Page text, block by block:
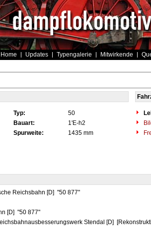
Home Updates Typengalerie Mitwirkende
Typ: 50
Bauart: 1'E-h2
Spurweite: 1435 mm
Reichsbahn [D] "50 877"
[D] "50 877"
Stendal [D]